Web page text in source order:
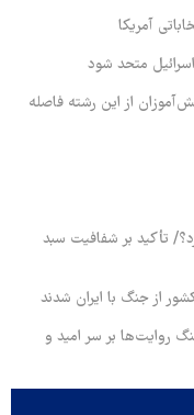
آمریکا
متحد شود
از این رشته فاصله
تأکید بر شفافیت سبد
روایت‌ها بر سر امید و